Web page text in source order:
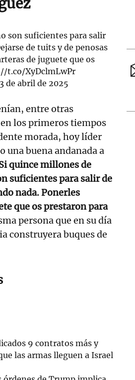
son suficientes para salir
de tuits y de penosas
de juguete que os
t.co/XyDclmLwPr
de abril de 2025
entre otras
los primeros tiempos
morada, hoy líder
una buena andanada a
quince millones de
suficientes para salir de
nada. Ponerles
que os prestaron para
persona que en su día
construyera buques de
9 contratos más y
las armas lleguen a Israel